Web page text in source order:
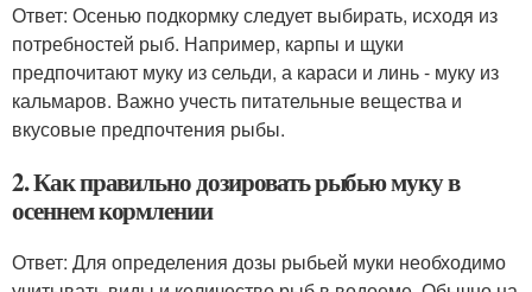
Ответ: Осенью подкормку следует выбирать, исходя из
потребностей рыб. Например, карпы и щуки
предпочитают муку из сельди, а караси и линь - муку из
кальмаров. Важно учесть питательные вещества и
вкусовые предпочтения рыбы.
2. Как правильно дозировать рыбью муку в
осеннем кормлении
Ответ: Для определения дозы рыбьей муки необходимо